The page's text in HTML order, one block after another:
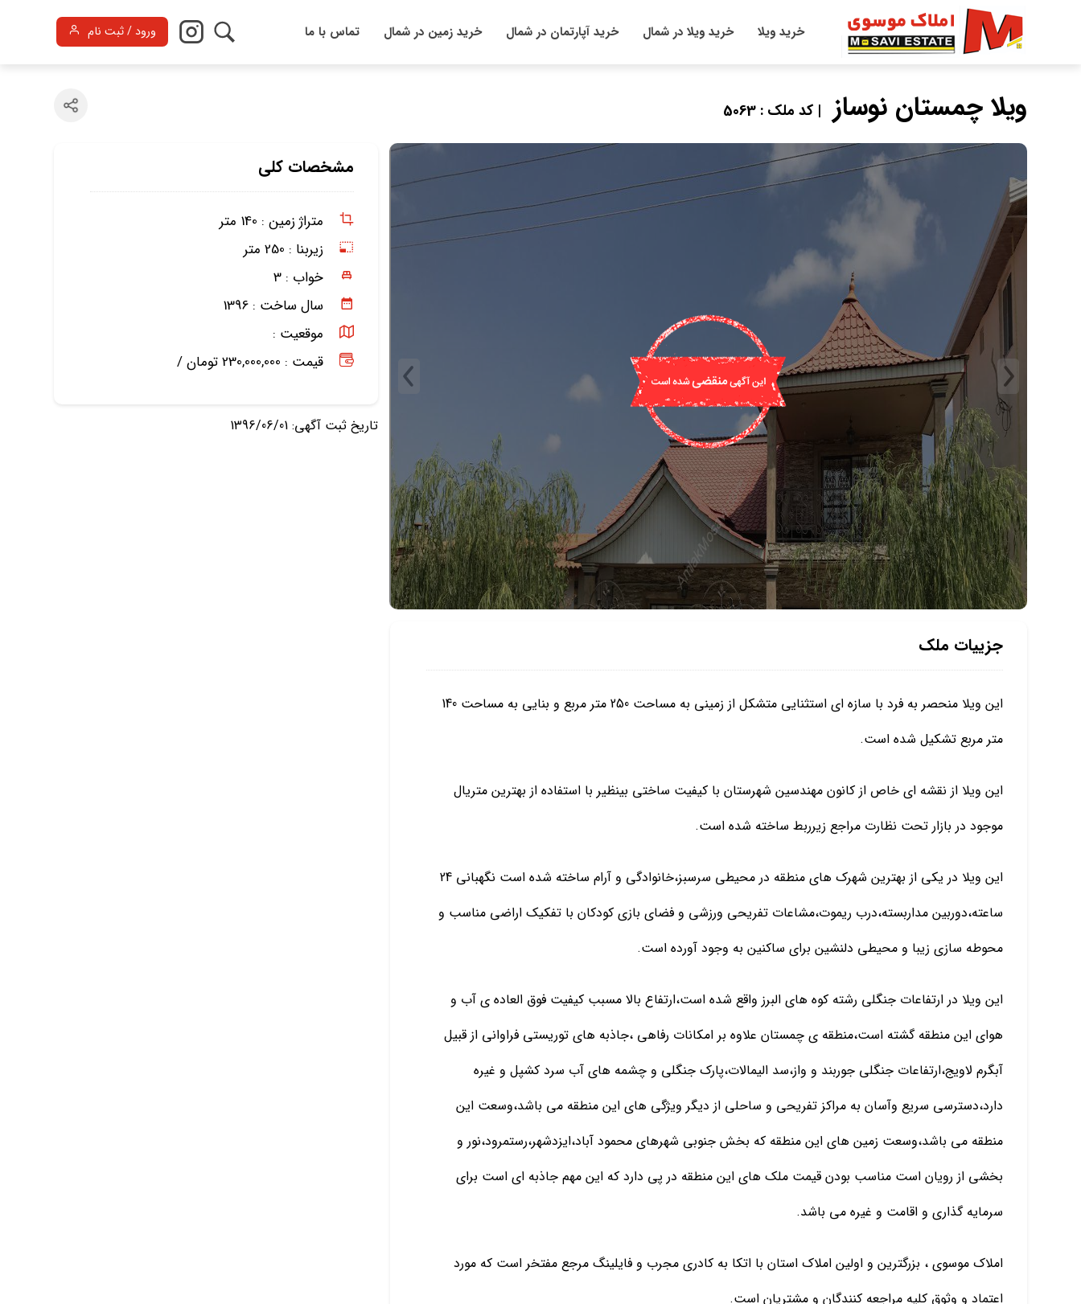
خرید ویلا خرید ویلا در شمال خرید آپارتمان در شمال خرید زمین در شمال تماس با ما ورود / ثبت نام
ویلا چمستان نوساز | کد ملک : 5063
مشخصات کلی
متراژ زمین : 140 متر
زیربنا : 250 متر
خواب : 3
سال ساخت : 1396
موقعیت :
قیمت : 230,000,000 تومان /
تاریخ ثبت آگهی: 1396/06/01
جزییات ملک
این ویلا منحصر به فرد با سازه ای استثنایی متشکل از زمینی به مساحت 250 متر مربع و بنایی به مساحت 140
متر مربع تشکیل شده است.
این ویلا از نقشه ای خاص از کانون مهندسین شهرستان با کیفیت ساختی بینظیر با استفاده از بهترین متریال
موجود در بازار تحت نظارت مراجع زیرربط ساخته شده است.
این ویلا در یکی از بهترین شهرک های منطقه در محیطی سرسبز،خانوادگی و آرام ساخته شده است نگهبانی 24
ساعته،دوربین مداربسته،درب ریموت،مشاعات تفریحی ورزشی و فضای بازی کودکان با تفکیک اراضی مناسب و
محوطه سازی زیبا و محیطی دلنشین برای ساکنین به وجود آورده است.
این ویلا در ارتفاعات جنگلی رشته کوه های البرز واقع شده است،ارتفاع بالا مسبب کیفیت فوق العاده ی آب و
هوای این منطقه گشته است،منطقه ی چمستان علاوه بر امکانات رفاهی ،جاذبه های توریستی فراوانی از قبیل
آبگرم لاویج،ارتفاعات جنگلی جوربند و واز،سد الیمالات،پارک جنگلی و چشمه های آب سرد کشپل و غیره
دارد،دسترسی سریع وآسان به مراکز تفریحی و ساحلی از دیگر ویژگی های این منطقه می باشد،وسعت این
منطقه می باشد،وسعت زمین های این منطقه که بخش جنوبی شهرهای محمود آباد،ایزدشهر،رستمرود،نور و
بخشی از رویان است مناسب بودن قیمت ملک های این منطقه در پی دارد که این مهم جاذبه ای است برای
سرمایه گذاری و اقامت و غیره می باشد.
املاک موسوی ، بزرگترین و اولین املاک استان با اتکا به کادری مجرب و فایلینگ مرجع مفتخر است که مورد
اعتماد و وثوق کلیه مراجعه کنندگان و مشتریان است.